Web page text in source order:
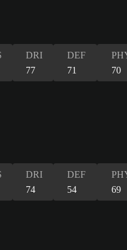
DRI
77
DEF
71
70
DRI
74
DEF
54
69